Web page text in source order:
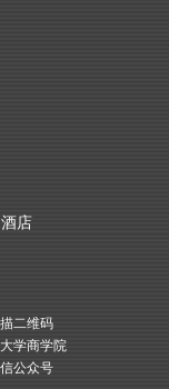
酒店
二维码
学商学院
公众号